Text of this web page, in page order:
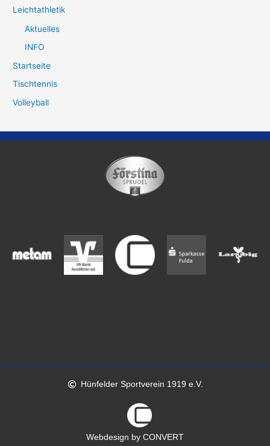
Leichtathletik
Aktuelles
INFO
Startseite
Tischtennis
Volleyball
Hünfelder Sportverein 1919 e.V.
Webdesign by CONVERT